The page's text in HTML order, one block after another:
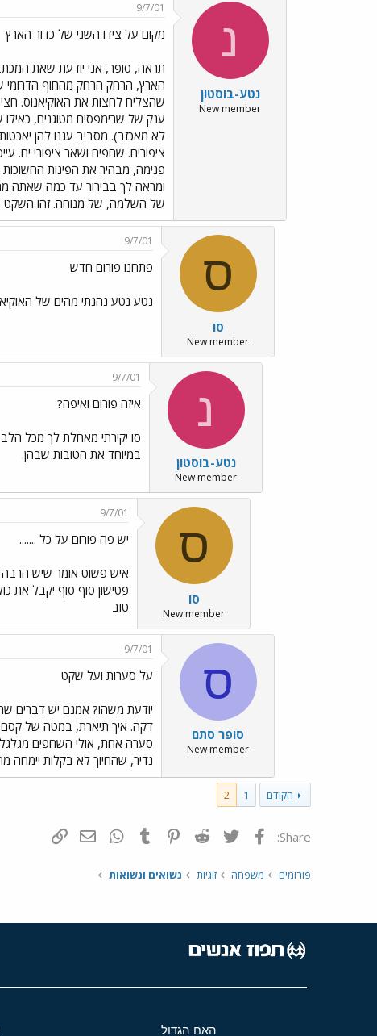
נ
נטע-בוסטון
New member
9/7/01
מקום על צידו השני של כדור הארץ
תראה, סופר, אני יודעת שאת
הארץ, הרחק הרחק מהחוף הדרומי
שהצליח לחצות את האוקיאנוס. חצי
ענק של שרימפסים מטוגנים,
לא מאכזב). מסביב עגנו להן
ציפורים. שחפים ושאר ציפורי ים.
פנימה, מבהיר את הפינות
ומראה לך בבירור עד כמה שאתה
של השלמה, של מנוחה. זהו השקט
ס
סו
New member
9/7/01
פתחנו פורום חדש
נטע נטע נהנתי מהים של
נ
נטע-בוסטון
New member
9/7/01
איזה פורום ואיפה?
סו יקירתי מאחלת לך מכל
במיוחד את הטובות שבהן.
ס
סו
New member
9/7/01
יש פה פורום על כל .......
איש פשוט אומר שיש הרבה
פטישון סוף סוף יקבל את
טוב
ס
סופר סתם
New member
9/7/01
על סערות ועל שקט
יודעת משהו? אמנם יש דברים
דקה. איך תיארת, במטה של קסם,
סערה אחת, אולי השחפים
נדיר, שהחיוך לא בקלות
הקודם 1
2
Share: פייסבוק Twitter
Reddit
Pinterest
Tumblr
WhatsAppדואר אלקטרוני
פורומים משפחה זוגיות נשואים ונשואות
האח הגדול